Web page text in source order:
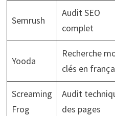
Semrush
Audit SEO
complet
Yooda
Recherche
clés en
Screaming
Frog
Audit
des pages